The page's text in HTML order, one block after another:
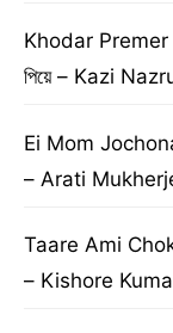
Khodar Premer
পিয়ে – Kazi
Ei Mom
– Arati
Taare Ami
– Kishore